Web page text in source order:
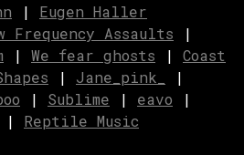
| Eugen Haller
Frequency Assaults |
| We fear ghosts | Coast
| Jane_pink_
|
| Sublime | eavo |
| Reptile Music